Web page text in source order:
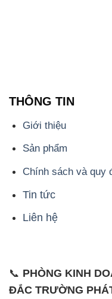
- 0932.660.696 -
0902.765.866
📧 Email:
ĐỊA CHỈ
1229C Quốc lộ
Quận Bình Tân,
CÔNG TY XNK TM
PHÁT